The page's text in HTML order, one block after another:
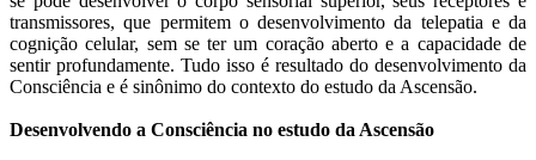
transmissores, que permitem o desenvolvimento da telepatia e da
cognição celular, sem se ter um coração aberto e a capacidade de
sentir profundamente. Tudo isso é resultado do desenvolvimento da
Consciência e é sinônimo do contexto do estudo da Ascensão.
Desenvolvendo a Consciência no estudo da Ascensão